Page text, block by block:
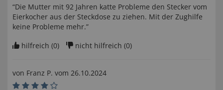
“Die Mutter mit 92 Jahren katte Probleme den Stecker vom
Eierkocher aus der Steckdose zu ziehen. Mit der Zughilfe
keine Probleme mehr.”
hilfreich (0) nicht hilfreich (0)
von Franz P. vom 26.10.2024